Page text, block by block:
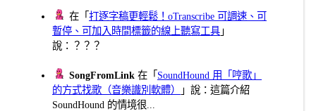
在「打逐字稿更輕鬆！oTranscribe 可調速、可
暫停、可加入時間標籤的線上聽寫工具 」
說：？？？
SongFromLink 在「 SoundHound 用「哼歌」
的方式找歌（音樂識別軟體）
」說：這篇介紹
SoundHound 的情境很...